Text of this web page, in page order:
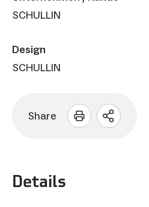
SCHULLIN
Design
SCHULLIN
Share
Sharing
Details